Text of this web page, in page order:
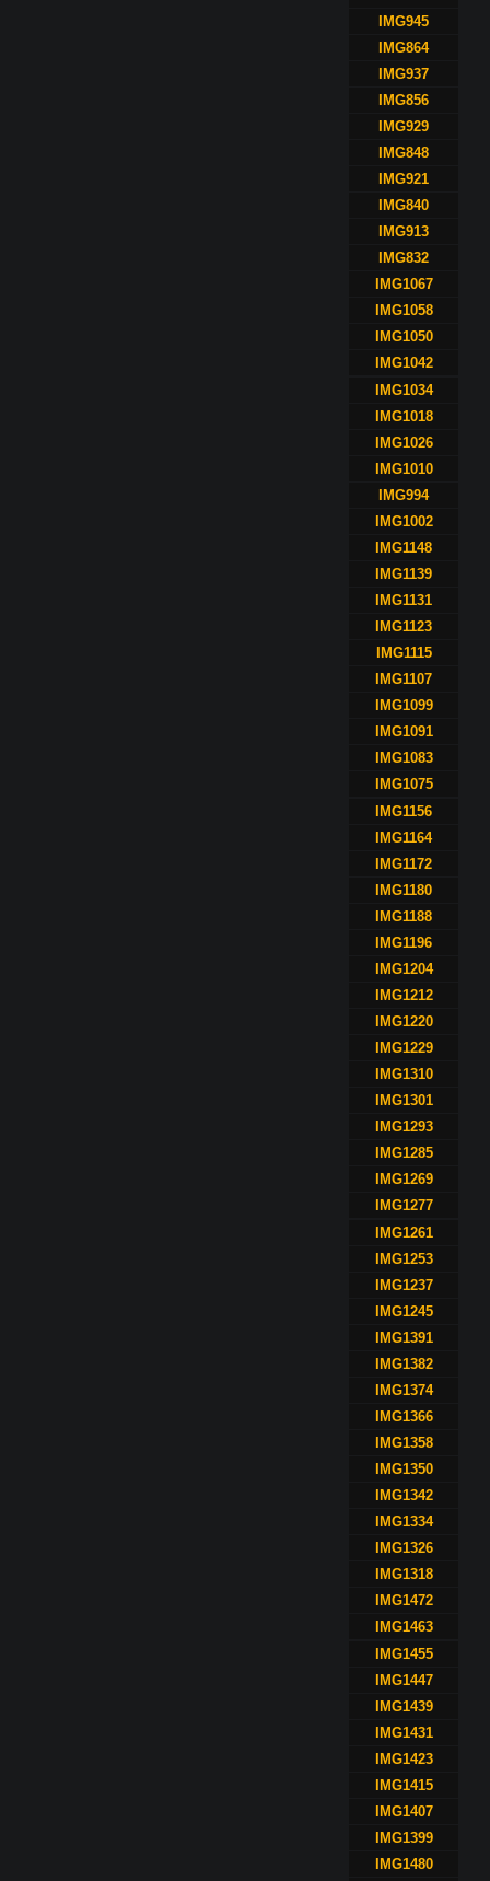
IMG945
IMG864
IMG937
IMG856
IMG929
IMG848
IMG921
IMG840
IMG913
IMG832
IMG1067
IMG1058
IMG1050
IMG1042
IMG1034
IMG1018
IMG1026
IMG1010
IMG994
IMG1002
IMG1148
IMG1139
IMG1131
IMG1123
IMG1115
IMG1107
IMG1099
IMG1091
IMG1083
IMG1075
IMG1156
IMG1164
IMG1172
IMG1180
IMG1188
IMG1196
IMG1204
IMG1212
IMG1220
IMG1229
IMG1310
IMG1301
IMG1293
IMG1285
IMG1269
IMG1277
IMG1261
IMG1253
IMG1237
IMG1245
IMG1391
IMG1382
IMG1374
IMG1366
IMG1358
IMG1350
IMG1342
IMG1334
IMG1326
IMG1318
IMG1472
IMG1463
IMG1455
IMG1447
IMG1439
IMG1431
IMG1423
IMG1415
IMG1407
IMG1399
IMG1480